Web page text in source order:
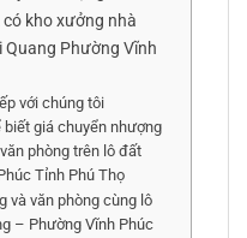
kho xưởng nhà
Phường Vĩnh
với chúng tôi
biết giá chuyển nhượng
phòng trên lô đất
Tỉnh Phú Thọ
và văn phòng cùng lô
– Phường Vĩnh Phúc